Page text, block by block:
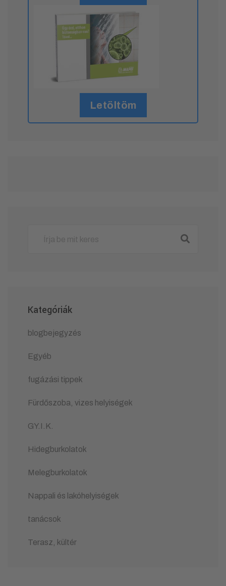
Letöltöm
Kategóriák
blogbejegyzés
Egyéb
fugázási tippek
Fürdőszoba, vizes helyiségek
GY.I.K.
Hidegburkolatok
Melegburkolatok
Nappali és lakóhelyiségek
tanácsok
Terasz, kültér